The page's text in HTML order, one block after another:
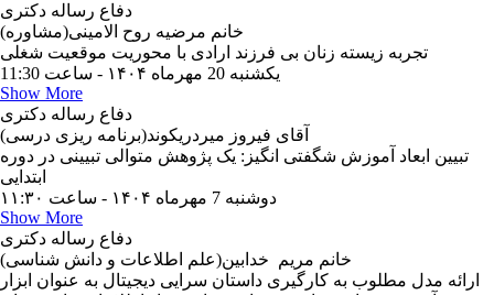
دفاع رساله دکتری
خانم مرضیه روح الامینی(مشاوره)
تجربه زیسته زنان بی فرزند ارادی با محوریت موقعیت شغلی
یکشنبه 20 مهرماه ۱۴۰۴ - ساعت 11:30
Show More
دفاع رساله دکتری
آقای فیروز میردریکوند(برنامه ریزی درسی)
تبیین ابعاد آموزش شگفتی انگیز: یک پژوهش متوالی تبیینی در دوره
ابتدایی
دوشنبه 7 مهرماه ۱۴۰۴ - ساعت ۱۱:۳۰
Show More
دفاع رساله دکتری
خانم مریم خدابین(علم اطلاعات و دانش شناسی)
ارائه مدل مطلوب به کارگیری داستان سرایی دیجیتال به عنوان ابزار